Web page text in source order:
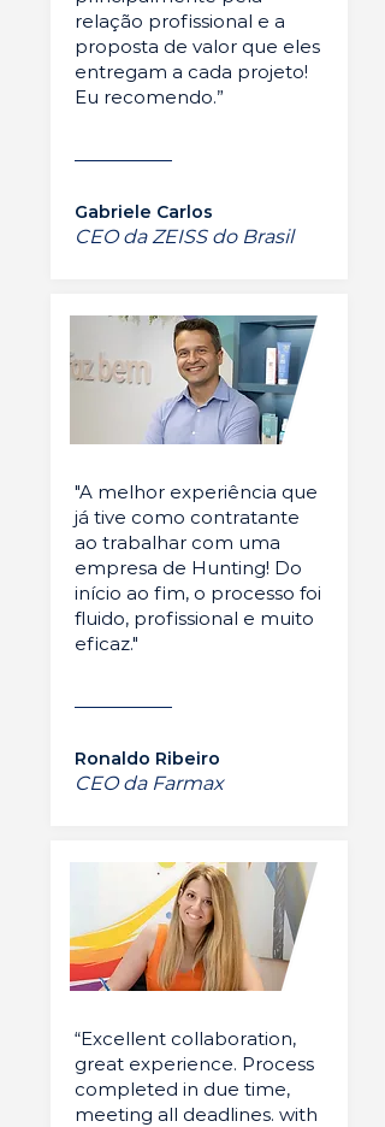
relação profissional e a
proposta de valor que eles
entregam a cada projeto!
Eu recomendo.”
Gabriele Carlos
CEO da ZEISS do Brasil
"A melhor experiência que
já tive como contratante
ao trabalhar com uma
empresa de Hunting! Do
início ao fim, o processo foi
fluido, profissional e muito
eficaz."
Ronaldo Ribeiro
CEO da Farmax
“Excellent collaboration,
great experience. Process
completed in due time,
meeting all deadlines. with